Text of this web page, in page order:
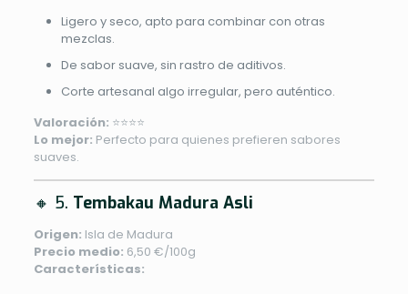
Ligero y seco, apto para combinar con otras
mezclas.
De sabor suave, sin rastro de aditivos.
Corte artesanal algo irregular, pero auténtico.
Valoración: ⭐⭐⭐⭐
Lo mejor: Perfecto para quienes prefieren sabores
suaves.
🔸 5. Tembakau Madura Asli
Origen: Isla de Madura
Precio medio: 6,50 €/100g
Características: